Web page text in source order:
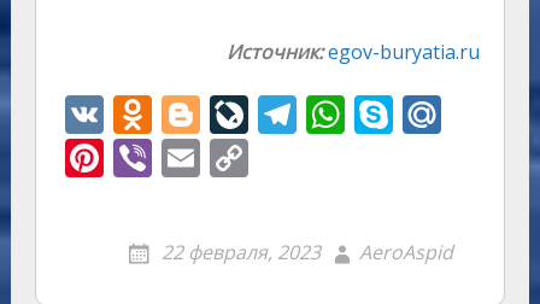
Источник:egov-buryatia.ru
V
K
O
d
n
kl
Bl
o
g
er
Li
v
eJ
u
T
a
W
A
S
e
M
u
Pi
er
Vi
er
E
ai
l
C
p
y
22 февраля, 2023 AeroAspid